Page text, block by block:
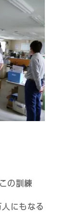
の訓練
にもなる